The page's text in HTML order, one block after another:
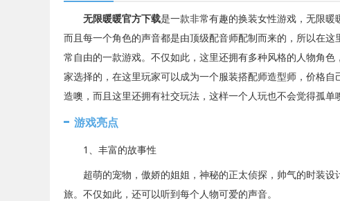
无限暖暖官方下载是一款非常有趣的换装女性游戏，无限暖
而且每一个角色的声音都是由顶级配音师配制而来的，所以在
常自由的一款游戏。不仅如此，这里还拥有多种风格的人物角
家选择的，在这里玩家可以成为一个服装搭配师造型师，价格
造噢，而且这里还拥有社交玩法，这样一个人玩也不会觉得孤
游戏亮点
1、丰富的故事性
超萌的宠物，傲娇的姐姐，神秘的正太侦探，帅气的时装设
旅。不仅如此，还可以听到每个人物可爱的声音。